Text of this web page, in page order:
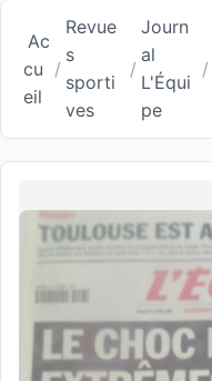
Ac
cu
eil
/
Revue
s
sporti
ves
/
Journ
al
L'Équi
pe
/